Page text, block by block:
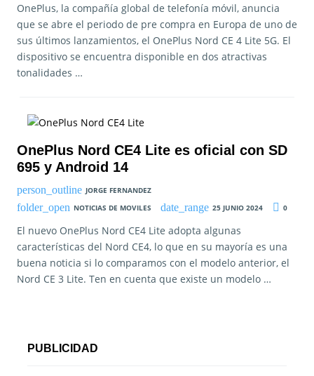
OnePlus, la compañía global de telefonía móvil, anuncia
que se abre el periodo de pre compra en Europa de uno de
sus últimos lanzamientos, el OnePlus Nord CE 4 Lite 5G. El
dispositivo se encuentra disponible en dos atractivas
tonalidades …
OnePlus Nord CE4 Lite es oficial con SD
695 y Android 14
JORGE FERNANDEZ
NOTICIAS DE MOVILES
25 JUNIO 2024 0
El nuevo OnePlus Nord CE4 Lite adopta algunas
características del Nord CE4, lo que en su mayoría es una
buena noticia si lo comparamos con el modelo anterior, el
Nord CE 3 Lite. Ten en cuenta que existe un modelo …
PUBLICIDAD